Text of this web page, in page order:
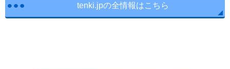
tenki.jpの全情報はこちら